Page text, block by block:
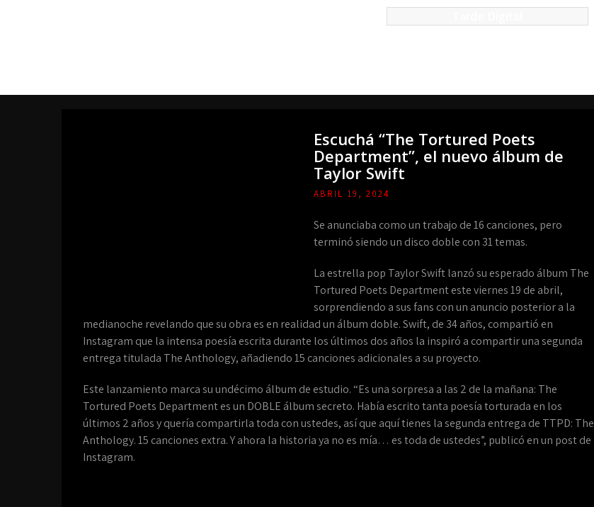
Escuchá “The Tortured Poets
Department”, el nuevo álbum de
Taylor Swift
ABRIL 19, 2024
Se anunciaba como un trabajo de 16 canciones, pero
terminó siendo un disco doble con 31 temas.
La estrella pop Taylor Swift lanzó su esperado álbum The
Tortured Poets Department este viernes 19 de abril,
sorprendiendo a sus fans con un anuncio posterior a la
medianoche revelando que su obra es en realidad un álbum doble. Swift, de 34 años, compartió en
Instagram que la intensa poesía escrita durante los últimos dos años la inspiró a compartir una segunda
entrega titulada The Anthology, añadiendo 15 canciones adicionales a su proyecto.
Este lanzamiento marca su undécimo álbum de estudio. “Es una sorpresa a las 2 de la mañana: The
Tortured Poets Department es un DOBLE álbum secreto. Había escrito tanta poesía torturada en los
últimos 2 años y quería compartirla toda con ustedes, así que aquí tienes la segunda entrega de TTPD: The
Anthology. 15 canciones extra. Y ahora la historia ya no es mía… es toda de ustedes”, publicó en un post de
Instagram.